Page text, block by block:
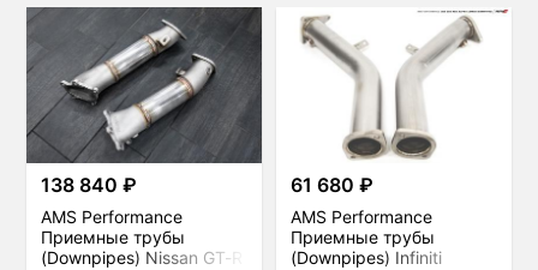
138 840 ₽
AMS Performance
Приемные трубы
(Downpipes) Nissan GT-R
61 680 ₽
AMS Performance
Приемные трубы
(Downpipes) Infiniti